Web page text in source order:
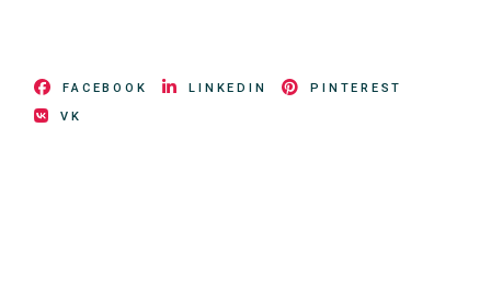
FACEBOOK LINKEDIN
PINTEREST
VK